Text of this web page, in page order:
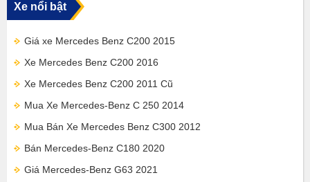
Xe nổi bật
Giá xe Mercedes Benz C200 2015
Xe Mercedes Benz C200 2016
Xe Mercedes Benz C200 2011 Cũ
Mua Xe Mercedes-Benz C 250 2014
Mua Bán Xe Mercedes Benz C300 2012
Bán Mercedes-Benz C180 2020
Giá Mercedes-Benz G63 2021